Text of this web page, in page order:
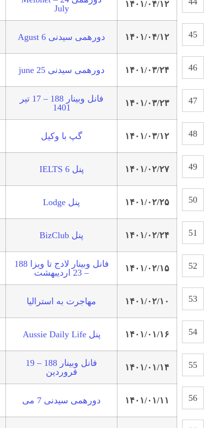
۱۴۰۱/۰۴/۱۲
July
۱۴۰۱/۰۴/۱۲ دورهمی سیدنی 6 Agust
۱۴۰۱/۰۳/۲۴ دورهمی سیدنی 25 june
۱۴۰۱/۰۳/۲۳
فانل وبینار 188 – 17 تیر
1401
۱۴۰۱/۰۳/۱۲ گپ با وکیل
۱۴۰۱/۰۲/۲۷ پنل IELTS 6
۱۴۰۱/۰۲/۲۵ پنل Lodge
۱۴۰۱/۰۲/۲۴ پنل BizClub
۱۴۰۱/۰۲/۱۵
فانل وبینار لادج تا ویزا 188
– 23 اردیبهشت
۱۴۰۱/۰۲/۱۰ مهاجرت به استرالیا
۱۴۰۱/۰۱/۱۶ پنل Aussie Daily Life
۱۴۰۱/۰۱/۱۴
فانل وبینار 188 – 19
فروردین
۱۴۰۱/۰۱/۱۱ دورهمی سیدنی 7 می